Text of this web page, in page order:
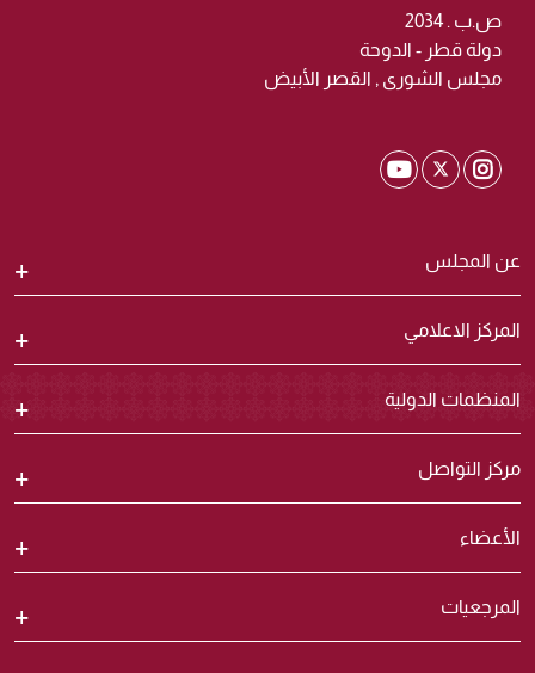
عن المجلس
المركز الاعلامي
المنظمات الدولية
مركز التواصل
الأعضاء
المرجعيات
ص.ب . 2034
دولة قطر - الدوحة
مجلس الشورى , القصر الأبيض
Shura Instagram
Shura Twitter
Shura Youtube